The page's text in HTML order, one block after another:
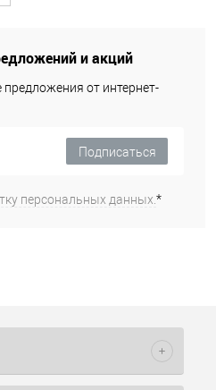
и акций
от интернет-
Подписаться
персональных данных.*